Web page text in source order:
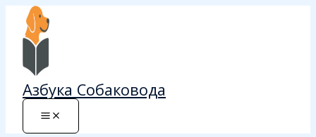
Перейти
содержимому
Азбука Собаковода